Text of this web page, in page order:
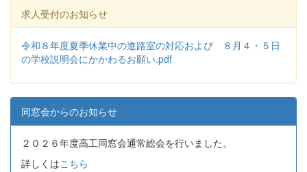
求人受付のお知らせ
令和８年度夏季休業中の進路室の対応および ８月４・５日
の学校説明会にかかわるお願い.pdf
同窓会からのお知らせ
２０２６年度高工同窓会通常総会を行いました。
詳しくはこちら